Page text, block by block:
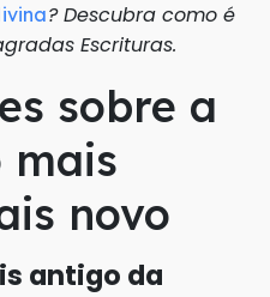
? Descubra como é
Escrituras.
sobre a
mais
novo
antigo da